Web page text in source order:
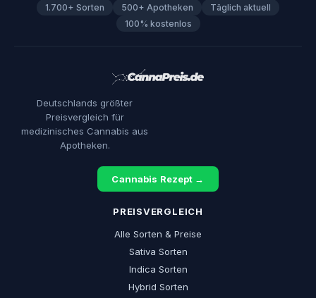
1.700+ Sorten 500+ Apotheken
Täglich aktuell
100% kostenlos
Deutschlands größter
Preisvergleich für
medizinisches Cannabis aus
Apotheken.
Cannabis Rezept →
PREISVERGLEICH
Alle Sorten & Preise
Sativa Sorten
Indica Sorten
Hybrid Sorten